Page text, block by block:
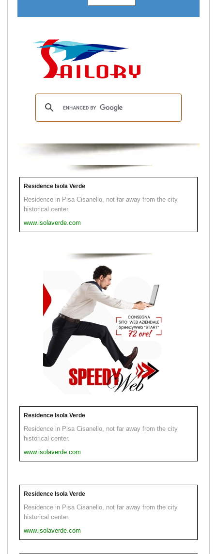
Residence Isola Verde
Residence in Pisa Cisanello, not far away from the city
historical center.
www.isolaverde.com
Residence Isola Verde
Residence in Pisa Cisanello, not far away from the city
historical center.
www.isolaverde.com
Residence Isola Verde
Residence in Pisa Cisanello, not far away from the city
historical center.
www.isolaverde.com